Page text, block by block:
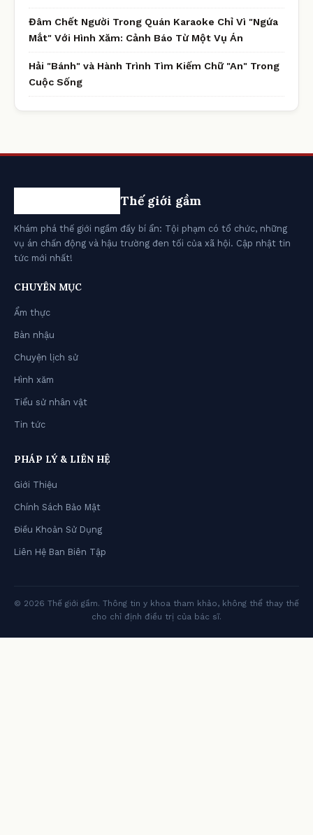
Đâm Chết Người Trong Quán Karaoke Chỉ Vì "Ngứa
Mắt" Với Hình Xăm: Cảnh Báo Từ Một Vụ Án
Hải "Bánh" và Hành Trình Tìm Kiếm Chữ "An" Trong
Cuộc Sống
Thế giới gầm
Khám phá thế giới ngầm đầy bí ẩn: Tội phạm có tổ chức, những
vụ án chấn động và hậu trường đen tối của xã hội. Cập nhật tin
tức mới nhất!
CHUYÊN MỤC
Ẩm thực
Bàn nhậu
Chuyện lịch sử
Hình xăm
Tiểu sử nhân vật
Tin tức
PHÁP LÝ & LIÊN HỆ
Giới Thiệu
Chính Sách Bảo Mật
Điều Khoản Sử Dụng
Liên Hệ Ban Biên Tập
© 2026 Thế giới gầm. Thông tin y khoa tham khảo, không thể thay thế
cho chỉ định điều trị của bác sĩ.